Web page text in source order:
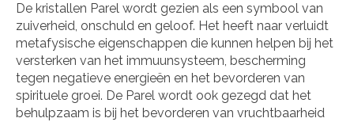
De kristallen Parel wordt gezien als een symbool van
zuiverheid, onschuld en geloof. Het heeft naar verluidt
metafysische eigenschappen die kunnen helpen bij het
versterken van het immuunsysteem, bescherming
tegen negatieve energieën en het bevorderen van
spirituele groei. De Parel wordt ook gezegd dat het
behulpzaam is bij het bevorderen van vruchtbaarheid